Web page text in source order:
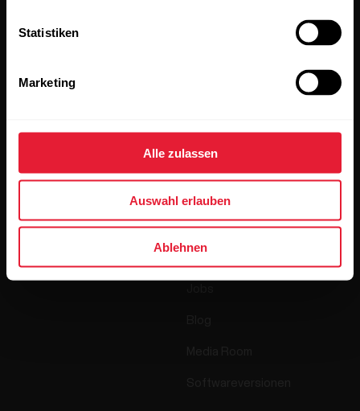
Statistiken
Marketing
Alle zulassen
Auswahl erlauben
Ablehnen
einverstanden, E-Mails von Polar zu erhalten und bestätigst,
dass du unseren
Datenschutzhinweis gelesen hast.
Sensoren
Wer wir sind
Science